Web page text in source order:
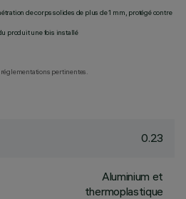
de corps solides de plus de 1 mm, protégé contre
produit une fois installé
pertinentes.
0.23
Aluminium et
thermoplastique